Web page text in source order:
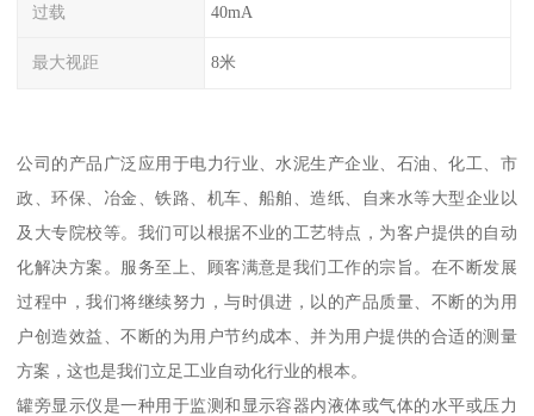
过载 40mA
最大视距 8米
公司的产品广泛应用于电力行业、水泥生产企业、石油、化工、市
政、环保、冶金、铁路、机车、船舶、造纸、自来水等大型企业以
及大专院校等。我们可以根据不业的工艺特点，为客户提供的自动
化解决方案。服务至上、顾客满意是我们工作的宗旨。在不断发展
过程中，我们将继续努力，与时俱进，以的产品质量、不断的为用
户创造效益、不断的为用户节约成本、并为用户提供的合适的测量
方案，这也是我们立足工业自动化行业的根本。
罐旁显示仪是一种用于监测和显示容器内液体或气体的水平或压力